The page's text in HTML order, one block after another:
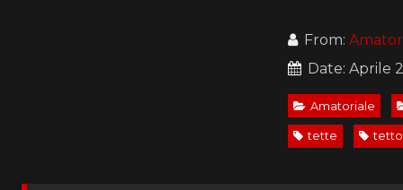
From:
Date: Aprile
Amatoriale
tette